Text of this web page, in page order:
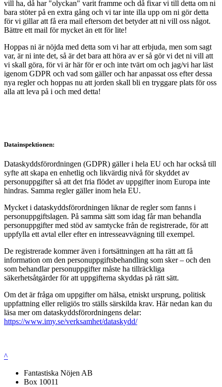
vill ha, då har "olyckan" varit framme och då fixar vi till detta om ni
bara stöter på en extra gång och vi tar inte illa upp om ni gör detta
för vi gillar att få era mail eftersom det betyder att ni vill oss något.
Bättre ett mail för mycket än ett för lite!
Hoppas ni är nöjda med detta som vi har att erbjuda, men som sagt
var, är ni inte det, så är det bara att höra av er så gör vi det ni vill att
vi skall göra, för vi är här för er och inte tvärt om och jag/vi har läst
igenom GDPR och vad som gäller och har anpassat oss efter dessa
nya regler och hoppas nu att jorden skall bli en tryggare plats för oss
alla att leva på i och med detta!
Datainspektionen:
Dataskyddsförordningen (GDPR) gäller i hela EU och har också till
syfte att skapa en enhetlig och likvärdig nivå för skyddet av
personuppgifter så att det fria flödet av uppgifter inom Europa inte
hindras. Samma regler gäller inom hela EU.
Mycket i dataskyddsförordningen liknar de regler som fanns i
personuppgiftslagen. På samma sätt som idag får man behandla
personuppgifter med stöd av samtycke från de registrerade, för att
uppfylla ett avtal eller efter en intresseavvägning till exempel.
De registrerade kommer även i fortsättningen att ha rätt att få
information om den personuppgiftsbehandling som sker – och den
som behandlar personuppgifter måste ha tillräckliga
säkerhetsåtgärder för att uppgifterna skyddas på rätt sätt.
Om det är fråga om uppgifter om hälsa, etniskt ursprung, politisk
uppfattning eller religiös tro ställs särskilda krav. Här nedan kan du
läsa mer om dataskyddsförordningens delar:
https://www.imy.se/verksamhet/dataskydd/
^
Fantastiska Nöjen AB
Box 10011